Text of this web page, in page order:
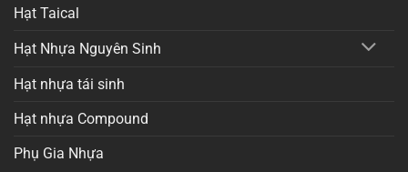
Hạt Taical
Hạt Nhựa Nguyên Sinh
Hạt nhựa tái sinh
Hạt nhựa Compound
Phụ Gia Nhựa